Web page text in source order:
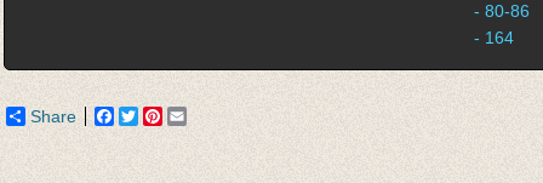
- 80-86
- 164
Share Facebook
TwitterPinterest